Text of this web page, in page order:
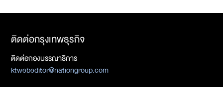
ติดต่อกรุงเทพธุรกิจ
ติดต่อกองบรรณาธิการ
ktwebeditor@nationgroup.com